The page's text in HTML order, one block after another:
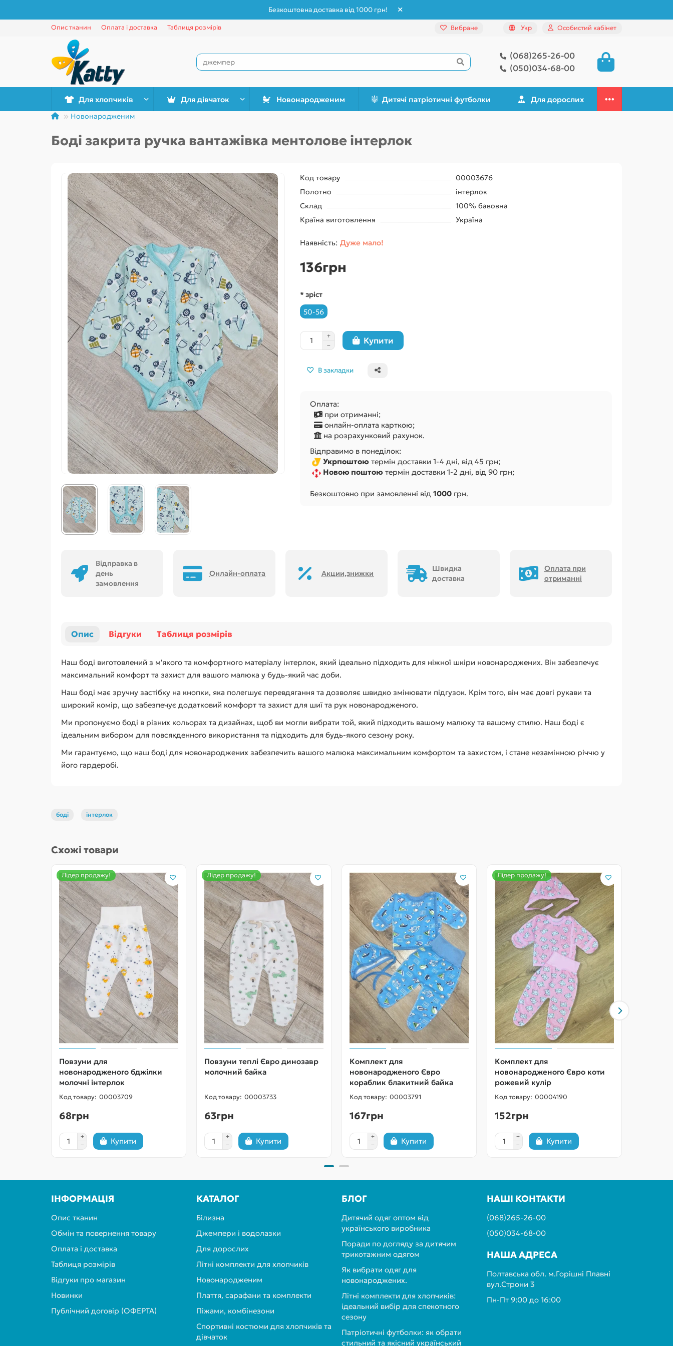
Безкоштовна доставка від 1000 грн!
Опис тканин Оплата і доставка Таблиця розмірів Вибране Укр Особистий кабінет
(068)265-26-00
(050)034-68-00
Для хлопчиків Для дівчаток Новонародженим Дитячі патріотичні футболки Для дорослих
Новонародженим
Боді закрита ручка вантажівка ментолове інтерлок
Код товару
00003676
Полотно
інтерлок
Склад
100% бавовна
Країна виготовлення
Україна
Дуже мало!
136грн
* зріст
50-56
Купити
В закладки
Оплата:
при отриманні;
онлайн-оплата карткою;
на розрахунковий рахунок.
Відправимо в понеділок:
Укрпоштоютермін доставки 1-4 дні, від 45 грн;
Новою поштоютермін доставки 1-2 дні, від 90 грн;
Безкоштовно при замовленні від 1000грн.
Відправка в
день
замовлення
Онлайн-оплата Акции,знижки
Швидка
доставка
Оплата при
отриманні
Опис Відгуки Таблиця розмірів
Наш боді виготовлений з м'якого та комфортного матеріалу інтерлок, який ідеально підходить для ніжної шкіри новонароджених. Він забезпечує
максимальний комфорт та захист для вашого малюка у будь-який час доби.
Наш боді має зручну застібку на кнопки, яка полегшує перевдягання та дозволяє швидко змінювати підгузок. Крім того, він має довгі рукави та
широкий комір, що забезпечує додатковий комфорт та захист для шиї та рук новонародженого.
Ми пропонуємо боді в різних кольорах та дизайнах, щоб ви могли вибрати той, який підходить вашому малюку та вашому стилю. Наш боді є
ідеальним вибором для повсякденного використання та підходить для будь-якого сезону року.
Ми гарантуємо, що наш боді для новонароджених забезпечить вашого малюка максимальним комфортом та захистом, і стане незамінною річчю у
його гардеробі.
боді інтерлок
Схожі товари
Лідер продажу!
Повзуни для
новонародженого бджілки
молочні інтерлок
00003709
68грн
Купити
Лідер продажу!
Повзуни теплі Євро динозавр
молочний байка
00003733
63грн
Купити
Комплект для
новонародженого Євро
кораблик блакитний байка
00003791
167грн
Купити
Лідер продажу!
Комплект для
новонародженого Євро коти
рожевий кулір
00004190
152грн
Купити
ІНФОРМАЦІЯ
Опис тканин
Обмін та повернення товару
Оплата і доставка
Таблиця розмірів
Відгуки про магазин
Новинки
Публічний договір (ОФЕРТА)
КАТАЛОГ
Білизна
Джемпери і водолазки
Для дорослих
Літні комплекти для хлопчиків
Новонародженим
Плаття, сарафани та комплекти
Піжами, комбінезони
Спортивні костюми для хлопчиків та
дівчаток
БЛОГ
Дитячий одяг оптом від
українського виробника
Поради по догляду за дитячим
трикотажним одягом
Як вибрати одяг для
новонароджених.
Літні комплекти для хлопчиків:
ідеальний вибір для спекотного
сезону
Патріотичні футболки: як обрати
стильний та якісний український
НАШІ КОНТАКТИ
(068)265-26-00
(050)034-68-00
НАША АДРЕСА
Полтавська обл. м.Горішні Плавні
вул.Строни 3
Пн-Пт 9:00 до 16:00